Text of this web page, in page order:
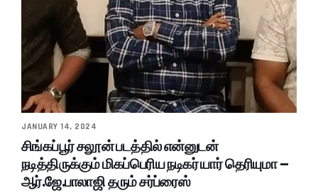
JANUARY 14, 2024
சிங்கப்பூர் சலூன் படத்தில் என்னுடன்
நடித்திருக்கும் மிகப்பெரிய நடிகர் யார் தெரியுமா –
ஆர்.ஜே.பாலாஜி தரும் சர்ப்ரைஸ்